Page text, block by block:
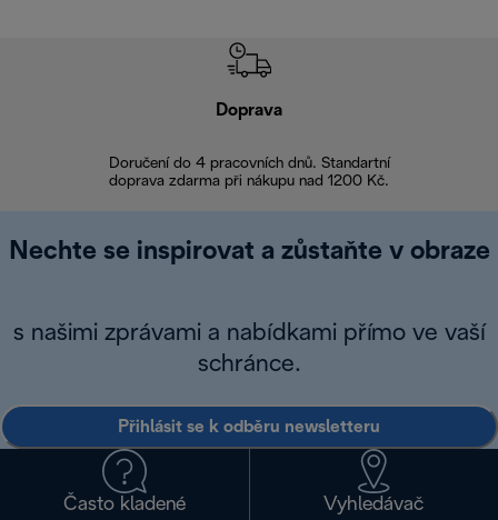
Doprava
Doručení do 4 pracovních dnů. Standartní
doprava zdarma při nákupu nad 1200 Kč.
Nechte se inspirovat a zůstaňte v obraze
s našimi zprávami a nabídkami přímo ve vaší
schránce.
Přihlásit se k odběru newsletteru
Často kladené
Vyhledávač